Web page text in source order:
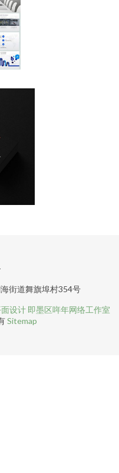
街道舞旗埠村354号
设计 即墨区哖年网络工作室
Sitemap